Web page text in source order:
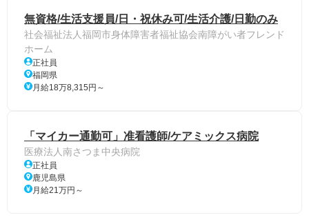
無資格/生活支援員/日・祝休み可/生活介護/日勤のみ
社会福祉法人福岡市身体障害者福祉協会南障がい者フレンド
ホーム
正社員
福岡県
月給18万8,315円～
「マイカー通勤可」准看護師/ケアミックス病院
医療法人南さつま中央病院
正社員
鹿児島県
月給21万円～